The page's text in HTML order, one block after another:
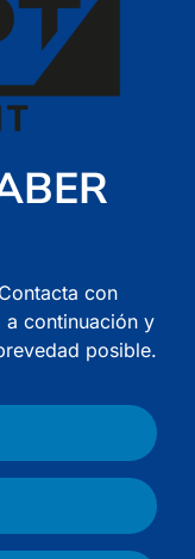
con
continuación y
posible.